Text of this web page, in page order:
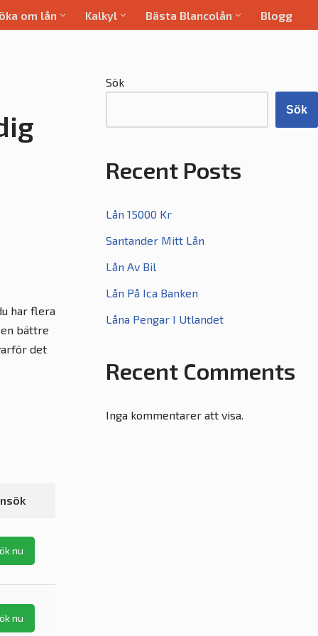
om lån Kalkyl Bästa Blancolån Blogg
har flera
bättre
det
nu
nu
Sök
Sök
Recent Posts
Lån 15000 Kr
Santander Mitt Lån
Lån Av Bil
Lån På Ica Banken
Låna Pengar I Utlandet
Recent Comments
Inga kommentarer att visa.